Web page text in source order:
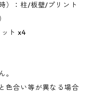
）：柱/板壁/プリント
ト x4
。
色合い等が異なる場合